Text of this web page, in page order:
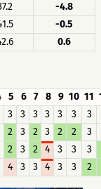
-4.8
-0.5
0.6
5 6 7 8 9 10 11
3 3 3 3 3 3
3
2 3 2 3 2 2
3
2 3 2 4 3 3
3
4 3 3 4 3 3 2